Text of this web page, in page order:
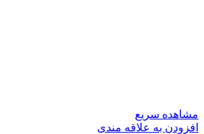
مشاهده سریع
افزودن به علاقه مندی